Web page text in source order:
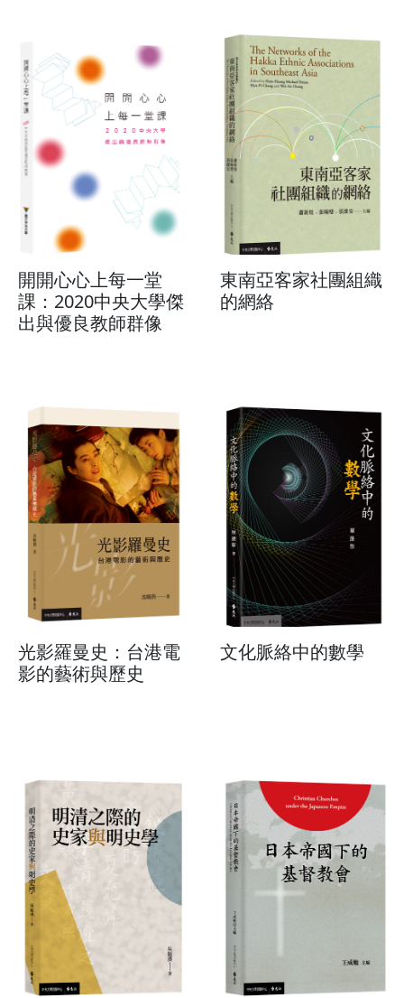
開開心心上每一堂
課：2020中央大學傑
出與優良教師群像
東南亞客家社團組織
的網絡
光影羅曼史：台港電
影的藝術與歷史
文化脈絡中的數學